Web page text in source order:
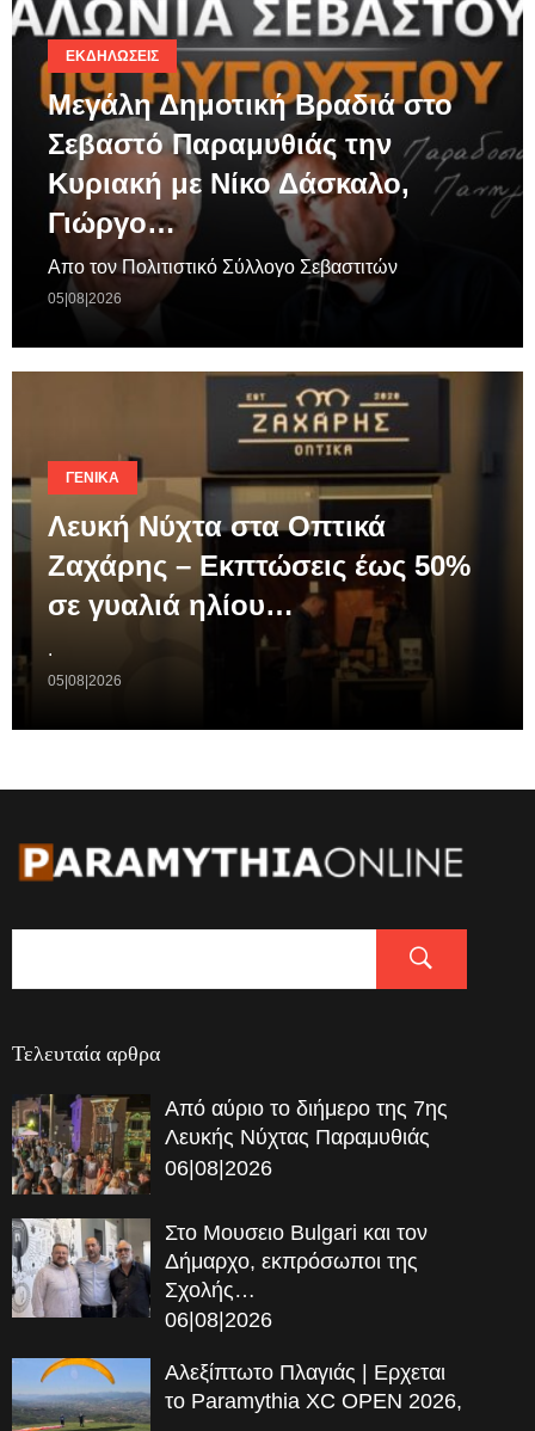
ΕΚΔΗΛΏΣΕΙΣ
Μεγάλη Δημοτική Βραδιά στο
Σεβαστό Παραμυθιάς την
Κυριακή με Νίκο Δάσκαλο,
Γιώργο…
Απο τον Πολιτιστικό Σύλλογο Σεβαστιτών
05|08|2026
ΓΕΝΙΚΆ
Λευκή Νύχτα στα Οπτικά
Ζαχάρης – Εκπτώσεις έως 50%
σε γυαλιά ηλίου…
.
05|08|2026
Τελευταία αρθρα
Από αύριο το διήμερο της 7ης
Λευκής Νύχτας Παραμυθιάς
06|08|2026
Στο Μουσειο Bulgari και τον
Δήμαρχο, εκπρόσωποι της
Σχολής…
06|08|2026
Αλεξίπτωτο Πλαγιάς | Ερχεται
το Paramythia XC OPEN 2026,